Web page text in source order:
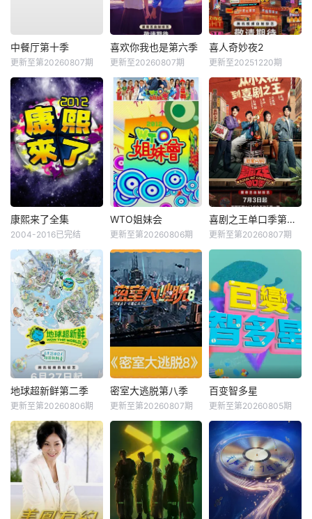
中餐厅第十季
更新至第20260807期
喜欢你我也是第六季
更新至20260807期
喜人奇妙夜2
更新至20251220期
康熙来了全集
2004-2016已完结
WTO姐妹会
更新至第20260806期
喜剧之王单口季第三季
更新至第20260807期
地球超新鲜第二季
更新至第20260806期
密室大逃脱第八季
更新至第20260807期
百变智多星
更新至第20260805期